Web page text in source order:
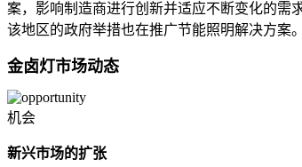
案，影响制造商进行创新并适应不断变化的需
该地区的政府举措也在推广节能照明解决方案
金卤灯市场动态
机会
新兴市场的扩张